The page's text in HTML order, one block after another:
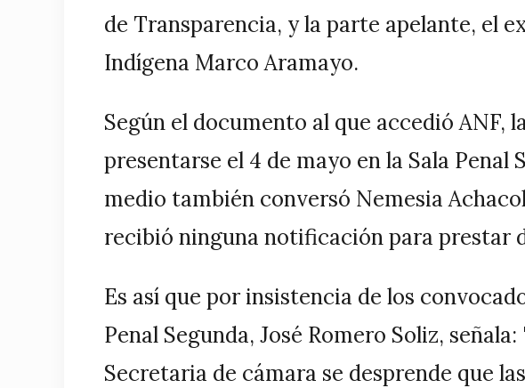
de Transparencia, y la parte apelante, el
Indígena Marco Aramayo.
Según el documento al que accedió ANF,
presentarse el 4 de mayo en la Sala Penal
medio también conversó Nemesia
recibió ninguna notificación para prestar
Es así que por insistencia de los
Penal Segunda, José Romero Soliz,
Secretaria de cámara se desprende que